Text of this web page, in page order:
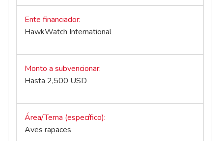
Ente financiador
HawkWatch International
Monto a subvencionar
Hasta 2,500 USD
Área/Tema (específico)
Aves rapaces